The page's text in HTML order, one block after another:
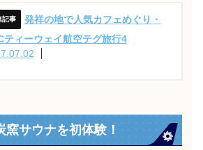
発祥の地で人気カフェめぐり・
ティーウェイ航空テグ旅行4
サウナを初体験！